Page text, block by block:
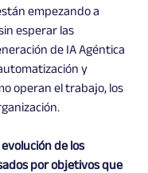
empezando a
esperar las
de IA Agéntica
y
operan el trabajo, los
de los
por objetivos que